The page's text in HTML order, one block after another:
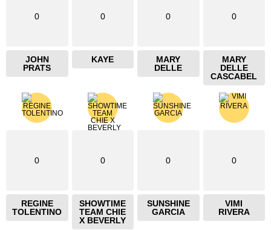
0
JOHN
PRATS
0
KAYE
0
MARY
DELLE
0
MARY
DELLE
CASCABEL
0
REGINE
TOLENTINO
0
SHOWTIME
TEAM CHIE
X BEVERLY
0
SUNSHINE
GARCIA
0
VIMI
RIVERA